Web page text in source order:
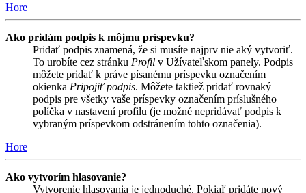
Hore
Ako pridám podpis k môjmu príspevku?
Pridať podpis znamená, že si musíte najprv nie aký vytvoriť.
To urobíte cez stránku Profil v Užívateľskom panely. Podpis
môžete pridať k práve písanému príspevku označením
okienka Pripojiť podpis. Môžete taktiež pridať rovnaký
podpis pre všetky vaše príspevky označením príslušného
políčka v nastavení profilu (je možné nepridávať podpis k
vybraným príspevkom odstránením tohto označenia).
Hore
Ako vytvorím hlasovanie?
Vytvorenie hlasovania je jednoduché. Pokiaľ pridáte nový